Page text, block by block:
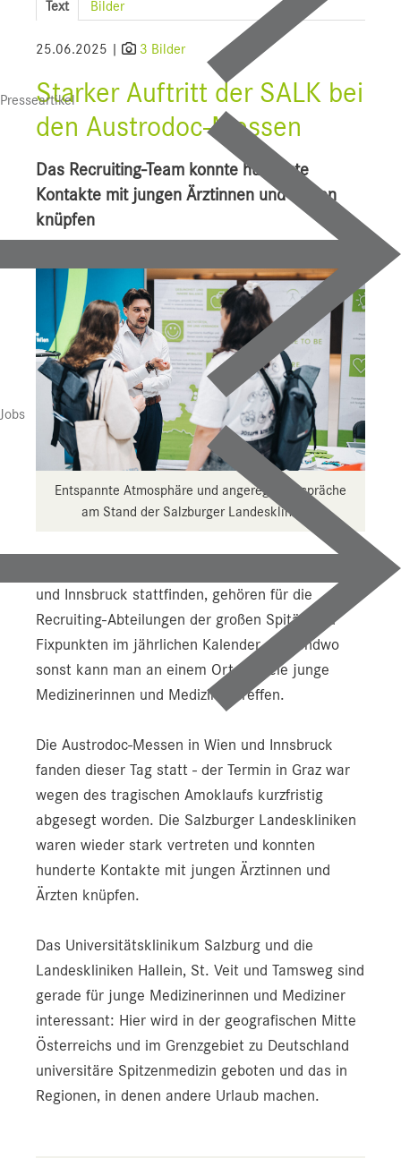
Presseartikel
Jobs
UI f. Sportmedizin
Downloads
Pressebilder
Pressekontakt
Text Bilder
25.06.2025 | 3 Bilder
Starker Auftritt der SALK bei
den Austrodoc-Messen
Das Recruiting-Team konnte hunderte
Kontakte mit jungen Ärztinnen und Ärzten
knüpfen
Entspannte Atmosphäre und angeregte Gespräche
am Stand der Salzburger Landeskliniken.
und Innsbruck stattfinden, gehören für die
Recruiting-Abteilungen der großen Spitäler zu
Fixpunkten im jährlichen Kalender. Nirgendwo
sonst kann man an einem Ort so viele junge
Medizinerinnen und Mediziner treffen.
Die Austrodoc-Messen in Wien und Innsbruck
fanden dieser Tag statt - der Termin in Graz war
wegen des tragischen Amoklaufs kurzfristig
abgesegt worden. Die Salzburger Landeskliniken
waren wieder stark vertreten und konnten
hunderte Kontakte mit jungen Ärztinnen und
Ärzten knüpfen.
Das Universitätsklinikum Salzburg und die
Landeskliniken Hallein, St. Veit und Tamsweg sind
gerade für junge Medizinerinnen und Mediziner
interessant: Hier wird in der geografischen Mitte
Österreichs und im Grenzgebiet zu Deutschland
universitäre Spitzenmedizin geboten und das in
Regionen, in denen andere Urlaub machen.